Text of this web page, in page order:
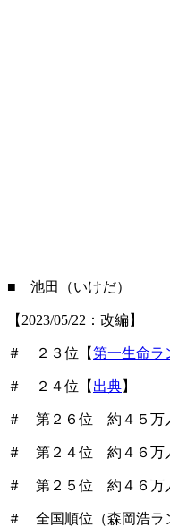
■ 池田（いけだ）
【2023/05/22：改編】
＃ ２３位【第一生命ラ
＃ ２４位【 出典】
＃ 第２６位 約４５万
＃ 第２４位 約４６万
＃ 第２５位 約４６万
＃ 全国順位（森岡浩